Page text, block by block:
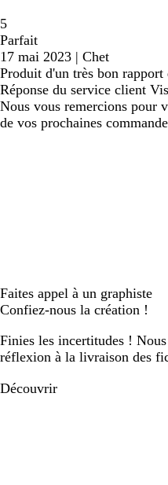
5
Parfait
17 mai 2023 | Chet
Produit d'un très bon
Réponse du service client
Nous vous remercions pour
de vos prochaines
Faites appel à un graphiste
Confiez-nous la création !
Finies les incertitudes !
réflexion à la livraison des
Découvrir